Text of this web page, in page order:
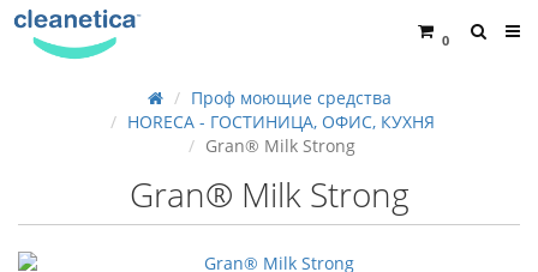
0
Проф моющие средства
HORECA - ГОСТИНИЦА, ОФИС, КУХНЯ
Gran® Milk Strong
Gran® Milk Strong